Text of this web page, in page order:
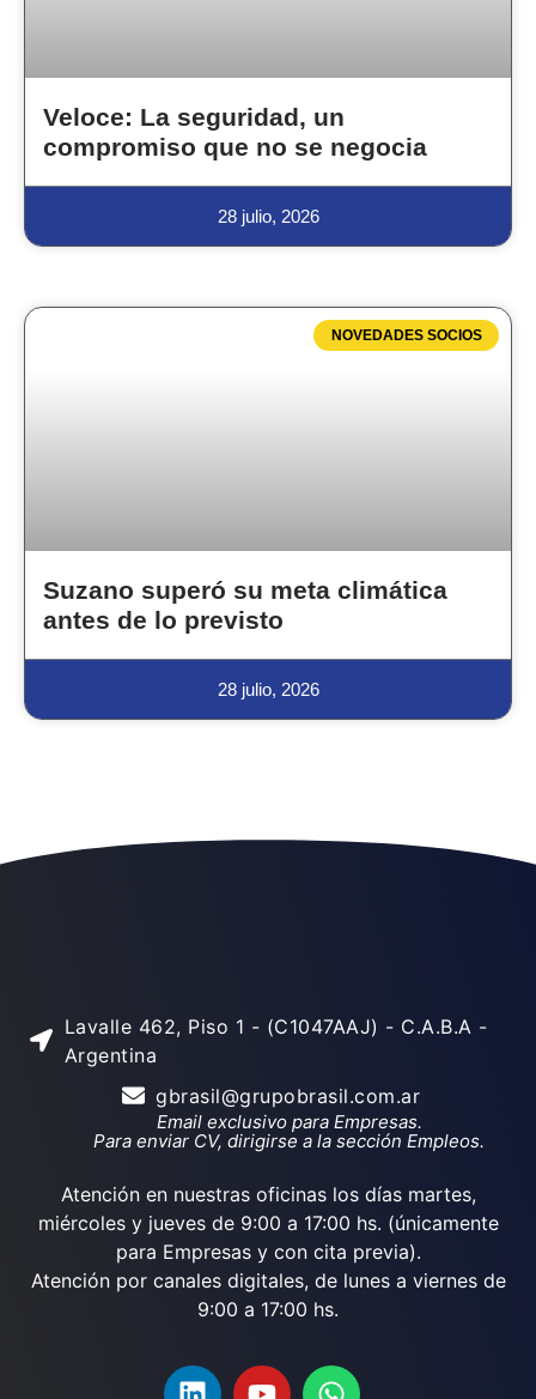
Veloce: La seguridad, un
compromiso que no se negocia
28 julio, 2026
NOVEDADES SOCIOS
Suzano superó su meta climática
antes de lo previsto
28 julio, 2026
Lavalle 462, Piso 1 - (C1047AAJ) - C.A.B.A -
Argentina
gbrasil@grupobrasil.com.ar
Email exclusivo para Empresas.
Para enviar CV, dirigirse a la sección Empleos.
Atención en nuestras oficinas los días martes,
miércoles y jueves de 9:00 a 17:00 hs. (únicamente
para Empresas y con cita previa).
Atención por canales digitales, de lunes a viernes de
9:00 a 17:00 hs.